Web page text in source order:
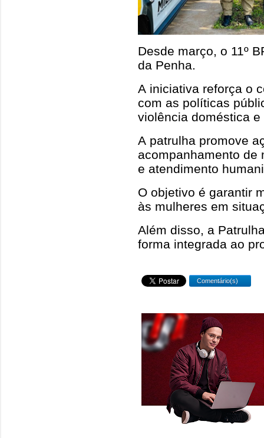
Desde março, o 11º
da Penha.
A iniciativa reforça o
com as políticas
violência doméstica
A patrulha promove
acompanhamento de
e atendimento
O objetivo é garantir
às mulheres em
Além disso, a
forma integrada ao
Comentário(s)